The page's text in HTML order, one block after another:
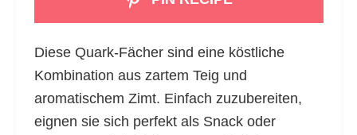
Diese Quark-Fächer sind eine köstliche
Kombination aus zartem Teig und
aromatischem Zimt. Einfach zuzubereiten,
eignen sie sich perfekt als Snack oder